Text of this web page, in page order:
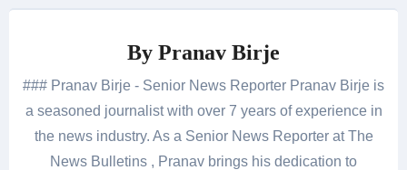
By Pranav Birje
### Pranav Birje - Senior News Reporter Pranav Birje is
a seasoned journalist with over 7 years of experience in
the news industry. As a Senior News Reporter at The
News Bulletins , Pranav brings his dedication to